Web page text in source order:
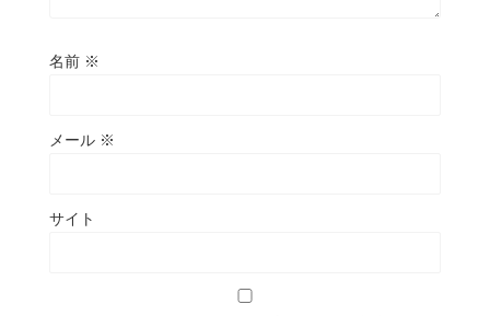
名前 ※
メール ※
サイト